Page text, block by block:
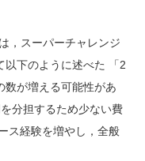
，スーパーチャレンジ
以下のように述べた 「2
数が増える可能性があ
分担するため少ない費
ス経験を増やし，全般